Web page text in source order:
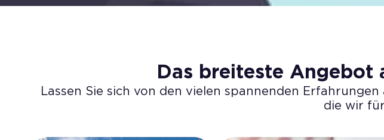
Das breiteste Angebot
Lassen Sie sich von den vielen spannenden
die wir